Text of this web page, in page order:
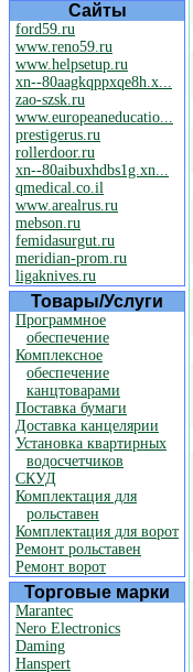
Сайты
ford59.ru
www.reno59.ru
www.helpsetup.ru
xn--80aagkqppxqe8h.x...
zao-szsk.ru
www.europeaneducatio...
prestigerus.ru
rollerdoor.ru
xn--80aibuxhdbs1g.xn...
qmedical.co.il
www.arealrus.ru
mebson.ru
femidasurgut.ru
meridian-prom.ru
ligaknives.ru
Товары/Услуги
Программное
обеспечение
Комплексное
обеспечение
канцтоварами
Поставка бумаги
Доставка канцелярии
Установка квартирных
водосчетчиков
СКУД
Комплектация для
рольставен
Комплектация для ворот
Ремонт рольставен
Ремонт ворот
Торговые марки
Marantec
Nero Electronics
Daming
Hanspert